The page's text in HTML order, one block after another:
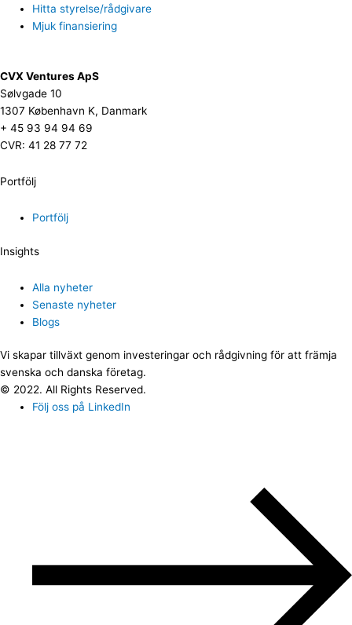
Hitta styrelse/rådgivare
Mjuk finansiering
CVX Ventures ApS
Sølvgade 10
1307 København K, Danmark
+ 45 93 94 94 69
CVR: 41 28 77 72
Portfölj
Portfölj
Insights
Alla nyheter
Senaste nyheter
Blogs
Vi skapar tillväxt genom investeringar och rådgivning för att främja
svenska och danska företag.
© 2022. All Rights Reserved.
Följ oss på LinkedIn